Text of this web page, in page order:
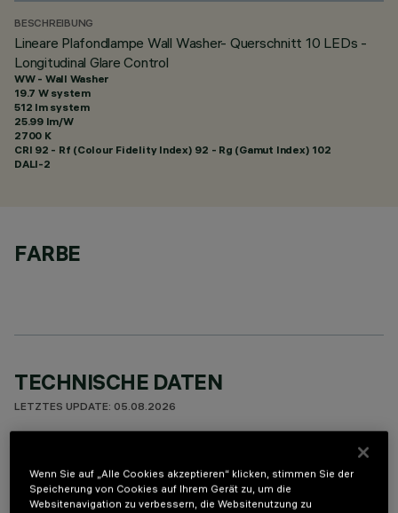
BESCHREIBUNG
Lineare Plafondlampe Wall Washer- Querschnitt 10 LEDs -
Longitudinal Glare Control
WW - Wall Washer
19.7 W system
512 lm system
25.99 lm/W
2700 K
CRI 92 - Rf (Colour Fidelity Index) 92 - Rg (Gamut Index) 102
DALI-2
FARBE
TECHNISCHE DATEN
LETZTES UPDATE: 05.08.2026
Leuchte für Deckeneinbau für LED-Lichtquellen. Trotz der
sehr kompakten Größe der Leuchte sorgt die patentierte
Wenn Sie auf „Alle Cookies akzeptieren“ klicken, stimmen Sie der
Speicherung von Cookies auf Ihrem Gerät zu, um die
Websitenavigation zu verbessern, die Websitenutzung zu